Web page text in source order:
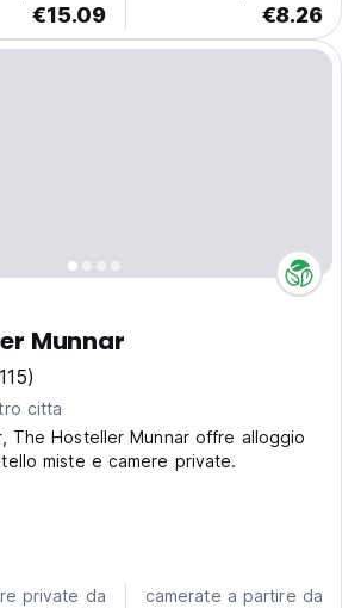
€15.09 €8.26
Munnar
citta
The Hosteller Munnar offre alloggio
miste e camere private.
private da camerate a partire da